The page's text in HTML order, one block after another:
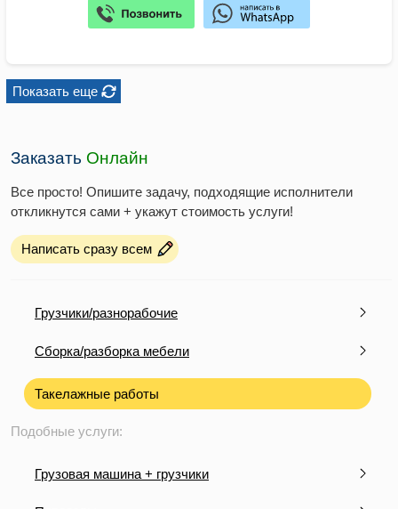
Показать еще
Заказать Онлайн
Все просто! Опишите задачу, подходящие исполнители
откликнутся сами + укажут стоимость услуги!
Написать сразу всем
Грузчики/разнорабочие
Сборка/разборка мебели
Такелажные работы
Подобные услуги:
Грузовая машина + грузчики